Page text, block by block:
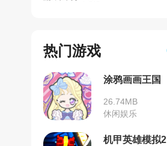
热门游戏
涂鸦画画王国
26.74MB
休闲娱乐
机甲英雄模拟2